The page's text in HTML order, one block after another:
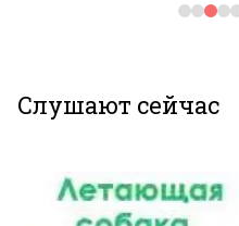
Слушают сейчас